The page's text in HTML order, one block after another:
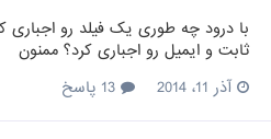
با درود چه طوری یک فیلد رو اجباری
ثابت و ایمیل رو اجباری کرد؟ ممنون
آذر 11، 2014